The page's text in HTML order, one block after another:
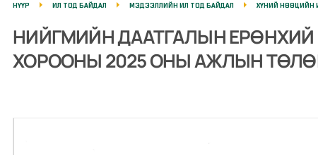
НҮҮР ИЛ ТОД БАЙДАЛ МЭДЭЭЛЛИЙН ИЛ ТОД БАЙДАЛ ХҮНИЙ НӨӨЦИЙН
НИЙГМИЙН ДААТГАЛЫН ЕРӨНХИЙ
ХОРООНЫ 2025 ОНЫ АЖЛЫН